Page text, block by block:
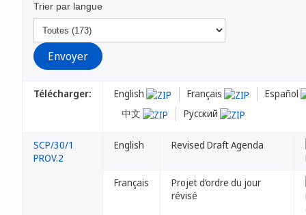
Trier par langue
Télécharger: English Français
Español
中文
Русский
SCP/30/1
PROV.2
English Revised Draft Agenda
Français
Projet d’ordre du jour
révisé